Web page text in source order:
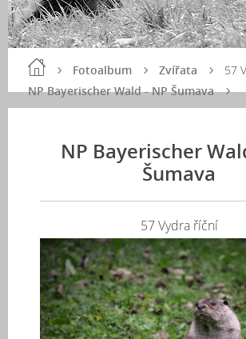
Fotoalbum
Zvířata
NP Bayerischer Wald - NP Šumava
57
NP Bayerischer
Šumava
57 Vydra říční